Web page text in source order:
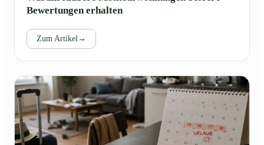
Bewertungen erhalten
Zum Artikel →